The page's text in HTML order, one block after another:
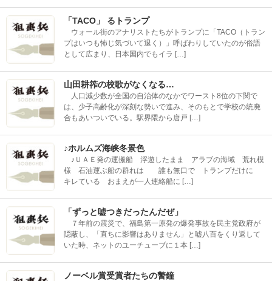
「TACO」 るトランプ
ウォール街のアナリストたちがトランプに「TACO（トラン
プはいつも怖じ気づいて退く）」呼ばわりしていたのが俗語
として広まり、日本国内でもイラ […]
山田耕筰の校歌がなくなる…
人口減少数が全国の自治体のなかでワースト8位の下関で
は、少子高齢化が深刻な勢いで進み、そのもとで学校の統廃
合もあいついでいる。駅界隈から唐戸 […]
♪ホルムズ海峡冬景色
♪ＵＡＥ発の運搬船 浮遊したまま アラブの海域 荒れ模
様 石油運ぶ船の群れは 誰も無口で トランプだけに
キレている おまえが一人連絡船に […]
「ずっと嘘つきだったんだぜ」
７年前の震災で、福島第一原発の爆発事故を民主党政府が
隠蔽し、「直ちに影響はありません」と嘘八百をくり返して
いた時、ネットのユーチューブに１本 […]
ノーベル賞受賞者たちの警鐘